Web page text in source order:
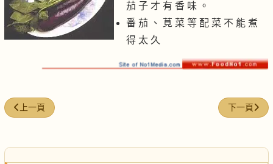
茄 子 才 有 香 味 。
番 茄 、 莧 菜 等 配 菜 不 能 煮
得 太 久
上一篇文章: 煲燕窩粥
上一頁 下一篇文章
下一頁